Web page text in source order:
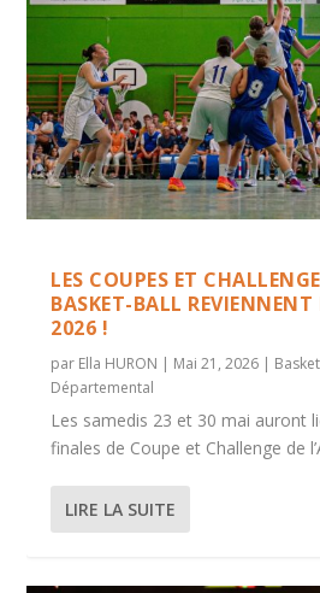
LES COUPES ET
BASKET-BALL
2026 !
par Ella HURON | Mai 21, 2026 |
Départemental
Les samedis 23 et 30 mai auront
finales de Coupe et Challenge de
LIRE LA SUITE